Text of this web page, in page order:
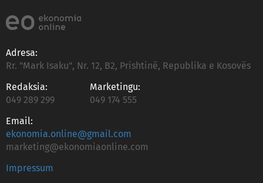
Adresa:
Rr. "Mark Isaku", Nr. 12, B2, Prishtinë, Republika e Kosovës
Redaksia:
049 289 299
Marketingu:
049 174 555
Email:
ekonomia.online@gmail.com
marketing@ekonomiaonline.com
Impressum